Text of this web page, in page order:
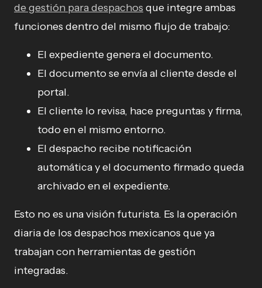
de gestión para despachos que integre ambas
funciones dentro del mismo flujo de trabajo:
El expediente genera el documento.
El documento se envía al cliente desde el
portal.
El cliente lo revisa, hace preguntas y firma,
todo en el mismo entorno.
El despacho recibe notificación
automática y el documento firmado queda
archivado en el expediente.
Esto no es una visión futurista. Es la operación
diaria de los despachos mexicanos que ya
trabajan con herramientas de gestión
integradas.